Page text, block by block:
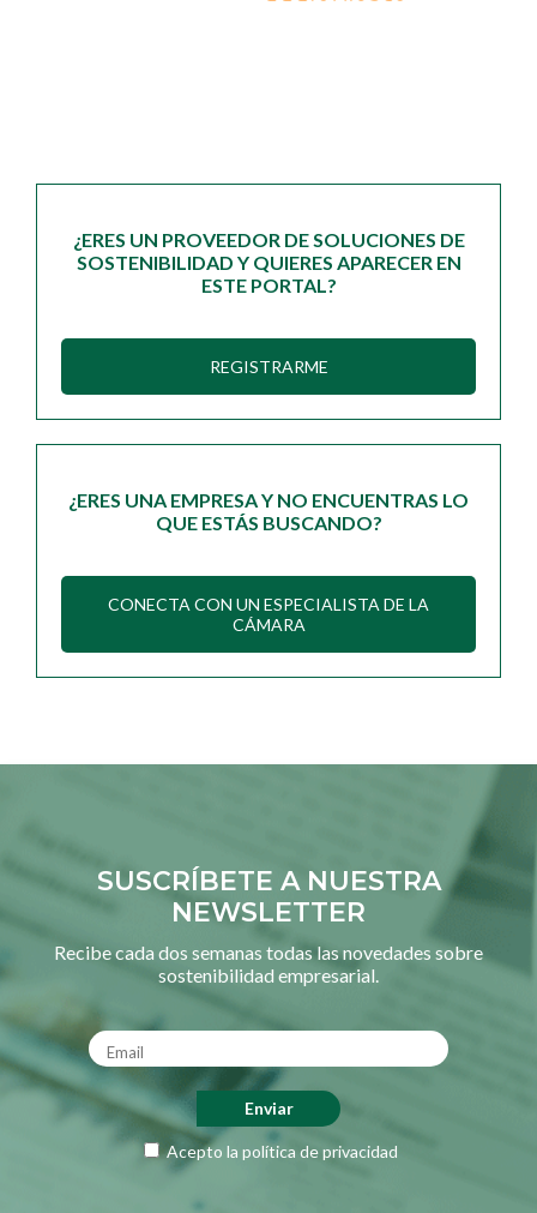
¿ERES UN PROVEEDOR DE SOLUCIONES DE
SOSTENIBILIDAD Y QUIERES APARECER EN
ESTE PORTAL?
REGISTRARME
¿ERES UNA EMPRESA Y NO ENCUENTRAS LO
QUE ESTÁS BUSCANDO?
CONECTA CON UN ESPECIALISTA DE LA
CÁMARA
SUSCRÍBETE A NUESTRA
NEWSLETTER
Recibe cada dos semanas todas las novedades sobre
sostenibilidad empresarial.
Acepto la política de privacidad